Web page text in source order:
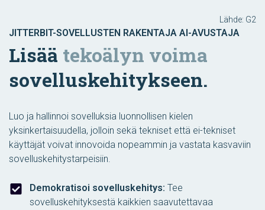
Lähde: G2
JITTERBIT-SOVELLUSTEN RAKENTAJA AI-AVUSTAJA
Lisää tekoälyn voima
sovelluskehitykseen.
Luo ja hallinnoi sovelluksia luonnollisen kielen
yksinkertaisuudella, jolloin sekä tekniset että ei-tekniset
käyttäjät voivat innovoida nopeammin ja vastata kasvaviin
sovelluskehitystarpeisiin.
Demokratisoi sovelluskehitys: Tee
sovelluskehityksestä kaikkien saavutettavaa